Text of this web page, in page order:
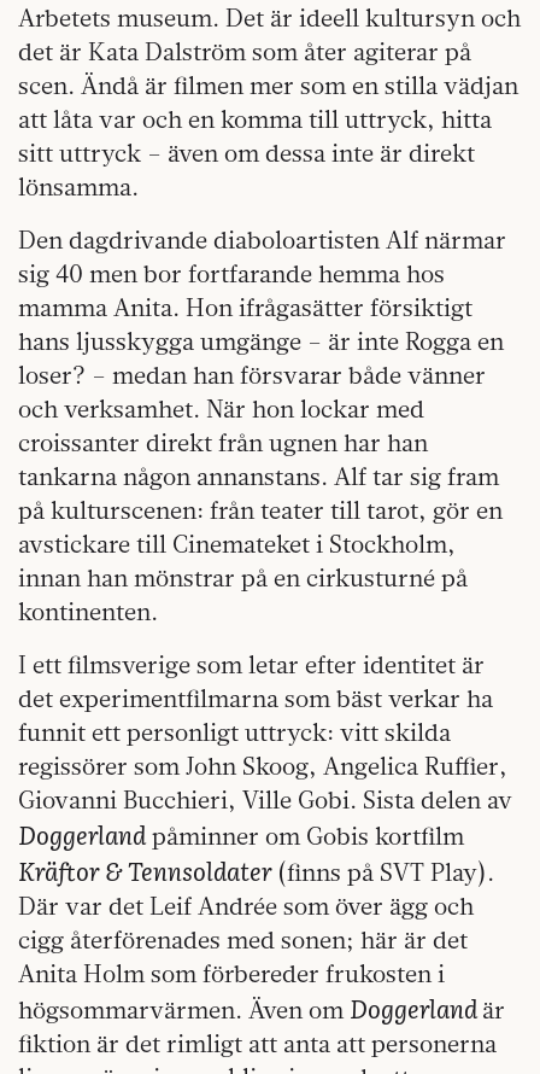
Arbetets museum. Det är ideell kultursyn och
det är Kata Dalström som åter agiterar på
scen. Ändå är filmen mer som en stilla vädjan
att låta var och en komma till uttryck, hitta
sitt uttryck – även om dessa inte är direkt
lönsamma.
Den dagdrivande diaboloartisten Alf närmar
sig 40 men bor fortfarande hemma hos
mamma Anita. Hon ifrågasätter försiktigt
hans ljusskygga umgänge – är inte Rogga en
loser? – medan han försvarar både vänner
och verksamhet. När hon lockar med
croissanter direkt från ugnen har han
tankarna någon annanstans. Alf tar sig fram
på kulturscenen: från teater till tarot, gör en
avstickare till Cinemateket i Stockholm,
innan han mönstrar på en cirkusturné på
kontinenten.
I ett filmsverige som letar efter identitet är
det experimentfilmarna som bäst verkar ha
funnit ett personligt uttryck: vitt skilda
regissörer som John Skoog, Angelica Ruffier,
Giovanni Bucchieri, Ville Gobi. Sista delen av
Doggerlandpåminner om Gobis kortfilm
Kräftor & Tennsoldater (finns på SVT Play).
Där var det Leif Andrée som över ägg och
cigg återförenades med sonen; här är det
Anita Holm som förbereder frukosten i
högsommarvärmen. Även om Doggerlandär
fiktion är det rimligt att anta att personerna